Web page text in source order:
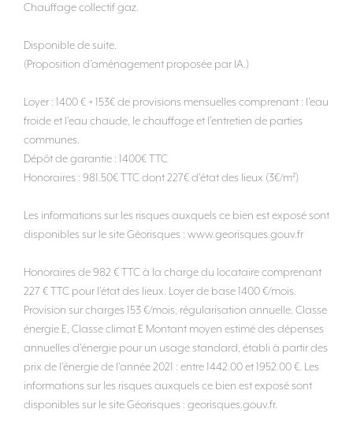
Chauffage collectif gaz.
Disponible de suite.
(Proposition d'aménagement proposée par IA.)
Loyer : 1400 € + 153€ de provisions mensuelles comprenant : l'eau
froide et l'eau chaude, le chauffage et l'entretien de parties
communes.
Dépôt de garantie : 1400€ TTC
Honoraires : 981.50€ TTC dont 227€ d'état des lieux (3€/m²)
Les informations sur les risques auxquels ce bien est exposé sont
disponibles sur le site Géorisques : www.georisques.gouv.fr
Honoraires de 982 € TTC à la charge du locataire comprenant
227 € TTC pour l'état des lieux. Loyer de base 1400 €/mois.
Provision sur charges 153 €/mois, régularisation annuelle. Classe
énergie E, Classe climat E Montant moyen estimé des dépenses
annuelles d'énergie pour un usage standard, établi à partir des
prix de l'énergie de l'année 2021 : entre 1442.00 et 1952.00 €. Les
informations sur les risques auxquels ce bien est exposé sont
disponibles sur le site Géorisques : georisques.gouv.fr.